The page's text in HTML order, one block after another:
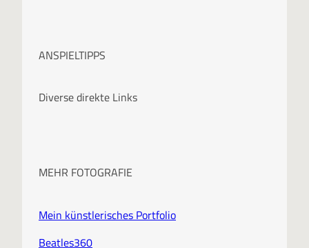
i
ANSPIELTIPPS
Diverse direkte Links
MEHR FOTOGRAFIE
Mein künstlerisches Portfolio
Beatles360